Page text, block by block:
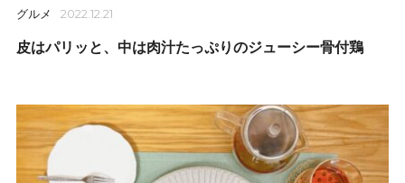
グルメ 2022.12.21
皮はパリッと、中は肉汁たっぷりのジューシー骨付鶏